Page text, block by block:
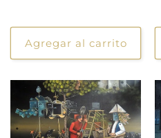
Agregar al carrito